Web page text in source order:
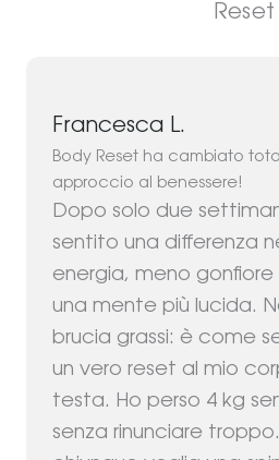
Reset
Francesca L.
Body Reset ha cambiato
approccio al benessere!
Dopo solo due
sentito una differenza
energia, meno
una mente più lucida.
brucia grassi: è come
un vero reset al mio
testa. Ho perso 4 kg
senza rinunciare